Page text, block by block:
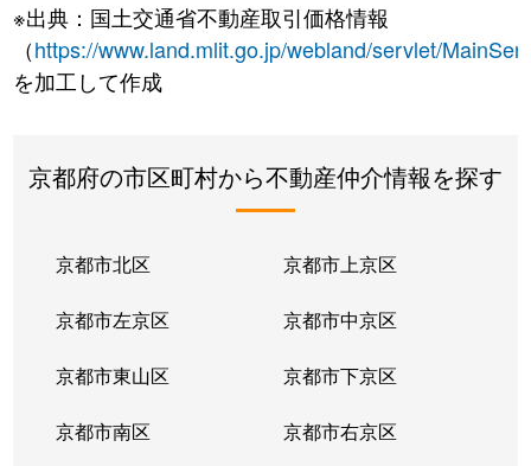
※出典：国土交通省不動産取引価格情報
（https://www.land.mlit.go.jp/webland/servlet/
を加工して作成
京都府の市区町村から不動産仲介情報を探す
京都市北区 京都市上京区
京都市左京区 京都市中京区
京都市東山区 京都市下京区
京都市南区 京都市右京区